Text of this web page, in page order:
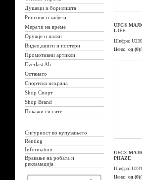
Душеци и борилишта
Рингови и кафези
Мерачи на време
Оружје и палки
Видео,книги и постери
Промотивни артикли
Everlast Ali
Останато
Спортска исхрана
Shop Спорт
Shop Brand
Покажи ги сите
Сигурност во купувањето
Renting
Information
Враќање на робата и
рекламација
UFC®
LIFE
Шифра:
Цена:
од
UFC®
PHAZE
Шифра:
Цена:
од